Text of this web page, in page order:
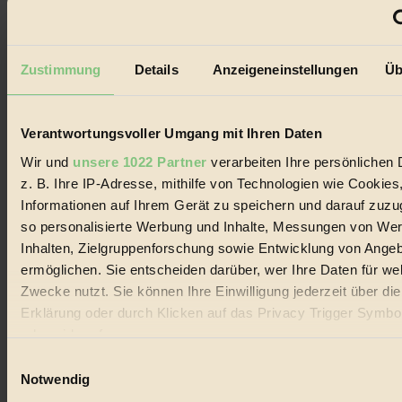
Zustimmung Details Anzeigeneinstellungen
Verantwortungsvoller Umgang mit Ihren Daten
Wir und unsere 1022 Partner verarbeiten Ihre persönlichen
z. B. Ihre IP-Adresse, mithilfe von Technologien wie
Informationen auf Ihrem Gerät zu speichern und darauf
so personalisierte Werbung und Inhalte, Messungen von
Inhalten, Zielgruppenforschung sowie Entwicklung von
ermöglichen. Sie entscheiden darüber, wer Ihre Daten für
Zwecke nutzt. Sie können Ihre Einwilligung jederzeit über
Erklärung oder durch Klicken auf das Privacy Trigger
oder widerrufen
Wenn Sie es erlauben, würden wir auch gerne:
Notwendig
seine Bewegungen festzuhalten.
Außerdem im Heft
Freilandhühnerbetrieb vorbeischauen.
Tropische Stechmücken fühlen sich in
Mitteleuropa inziwschen oft zu Hause.
GEMEINER:
Es gibt nun Weinflaschen, die nach
Entleerung voll wieder zu dir zurückkommen.
Der BIORAMA-Newsletter